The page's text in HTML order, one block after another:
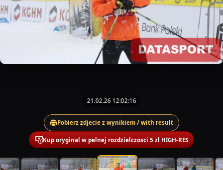
21.02.26 12:02:16
Pobierz zdjecie z wynikiem / with result
Kup oryginal w pelnej rozdzielczosci 5 zl HIGH-RES